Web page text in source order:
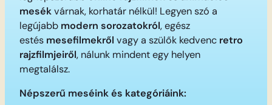
mesékvárnak, korhatár nélkül! Legyen szó a
legújabb modern sorozatokról, egész
estés mesefilmekről vagy a szülők kedvenc retro
rajzfilmjeiről, nálunk mindent egy helyen
megtalálsz.
Népszerű meséink és kategóriáink: